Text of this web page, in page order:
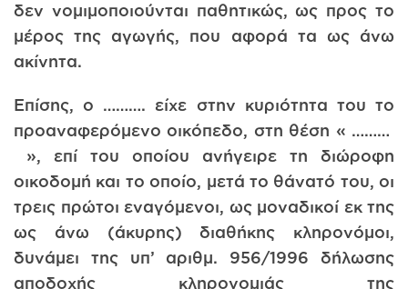
δεν νομιμοποιούνται παθητικώς, ως προς το
μέρος της αγωγής, που αφορά τα ως άνω
ακίνητα.
Επίσης, ο ………. είχε στην κυριότητα του το
προαναφερόμενο οικόπεδο, στη θέση « ………
», επί του οποίου ανήγειρε τη διώροφη
οικοδομή και το οποίο, μετά το θάνατό του, οι
τρεις πρώτοι εναγόμενοι, ως μοναδικοί εκ της
ως άνω (άκυρης) διαθήκης κληρονόμοι,
δυνάμει της υπ’ αριθμ. 956/1996 δήλωσης
αποδοχής κληρονομιάς της